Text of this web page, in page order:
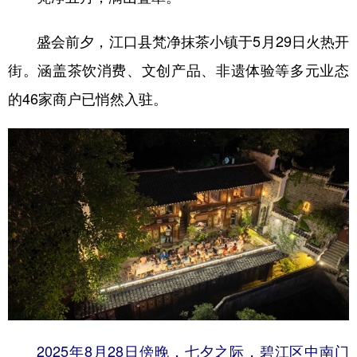
盛会前夕，江口县梵净抹茶小镇于5月29日火热开
街。涵盖茶饮消费、文创产品、非遗体验等多元业态
的46家商户已悄然入驻。
2025年8月28日傍晚，七夕之际，碧江区中南门